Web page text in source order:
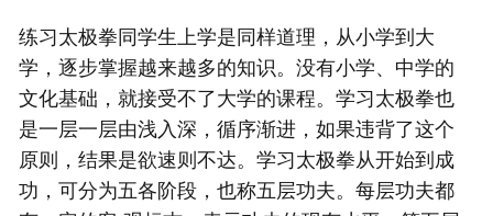
练习 太极拳 同学生上学是同样道理，从小学到大
学，逐步掌握越来越多的知识。没有小学、中学的
文化基础，就接受不了大学的课程。学习 太极拳也
是一层一层由浅入深，循序渐进，如果违背了这个
原则，结果是欲速则不达。学习太极拳从开始到成
功，可分为五各阶段，也称五层功夫。每层功夫都